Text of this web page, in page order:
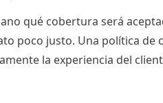
qué cobertura será
poco justo. Una política de
la experiencia del